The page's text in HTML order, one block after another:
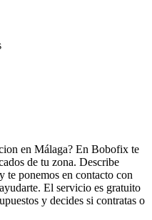
en Málaga? En Bobofix te
de tu zona. Describe
te ponemos en contacto con
El servicio es gratuito
y decides si contratas o